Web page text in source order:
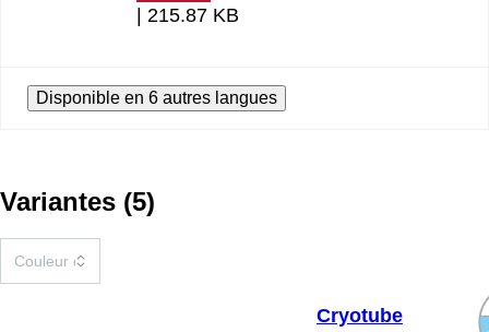
| 215.87 KB
Disponible en 6 autres langues
Variantes (5)
Cryotube